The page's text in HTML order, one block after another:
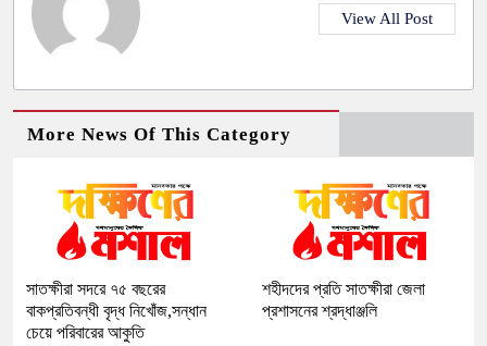
View All Post
More News Of This Category
সাতক্ষীরা সদরে ৭৫ বছরের
বাকপ্রতিবন্ধী বৃদ্ধ নিখোঁজ,সন্ধান
চেয়ে পরিবারের আকুতি
শহীদদের প্রতি সাতক্ষীরা জেলা
প্রশাসনের শ্রদ্ধাঞ্জলি